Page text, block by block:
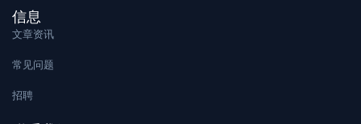
信息
文章资讯
常见问题
招聘